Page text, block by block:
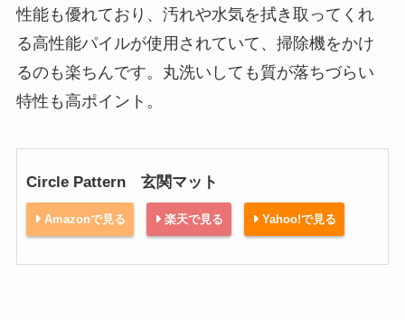
性能も優れており、汚れや水気を拭き取ってくれ
る高性能パイルが使用されていて、掃除機をかけ
るのも楽ちんです。丸洗いしても質が落ちづらい
特性も高ポイント。
Circle Pattern 玄関マット
Amazonで見る 楽天で見る Yahoo!で見る